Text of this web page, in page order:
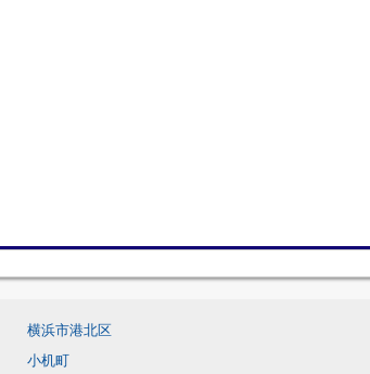
横浜市港北区
小机町